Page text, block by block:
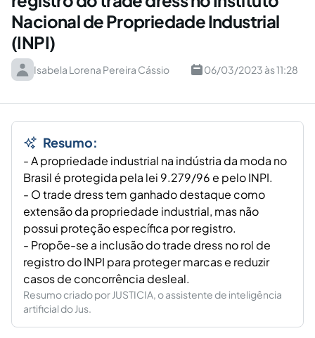
Nacional de Propriedade Industrial
(INPI)
Isabela Lorena Pereira Cássio 06/03/2023 às 11:28
Resumo:
- A propriedade industrial na indústria da moda no
Brasil é protegida pela lei 9.279/96 e pelo INPI.
- O trade dress tem ganhado destaque como
extensão da propriedade industrial, mas não
possui proteção específica por registro.
- Propõe-se a inclusão do trade dress no rol de
registro do INPI para proteger marcas e reduzir
casos de concorrência desleal.
Resumo criado por JUSTICIA, o assistente de inteligência
artificial do Jus.